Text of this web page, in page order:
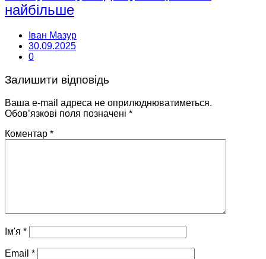
найбільше
Іван Мазур
30.09.2025
0
Залишити відповідь
Ваша e-mail адреса не оприлюднюватиметься.
Обов’язкові поля позначені *
Коментар *
Ім'я *
Email *